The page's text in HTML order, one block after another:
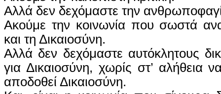
Αλλά δεν δεχόμαστε την
Ακούμε την κοινωνία που σωστά
και τη Δικαιοσύνη.
Αλλά δεν δεχόμαστε αυτόκλητους
για Δικαιοσύνη, χωρίς στ’ αλήθεια
αποδοθεί Δικαιοσύνη.